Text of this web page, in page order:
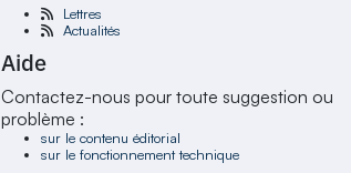
Lettres
Actualités
Aide
Contactez-nous pour toute suggestion ou
problème :
sur le contenu éditorial
sur le fonctionnement technique